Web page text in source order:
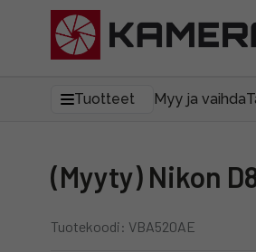
Tuotteet Myy ja vaihda
(Myyty) Nikon
Tuotekoodi: VBA520AE